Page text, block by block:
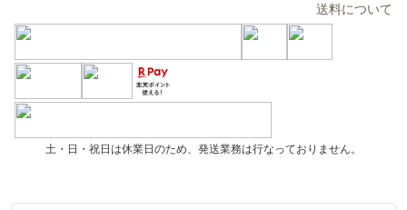
送料について
土・日・祝日は休業日のため、発送業務は行なっておりません。